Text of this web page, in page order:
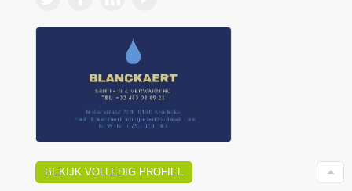
BEKIJK VOLLEDIG PROFIEL